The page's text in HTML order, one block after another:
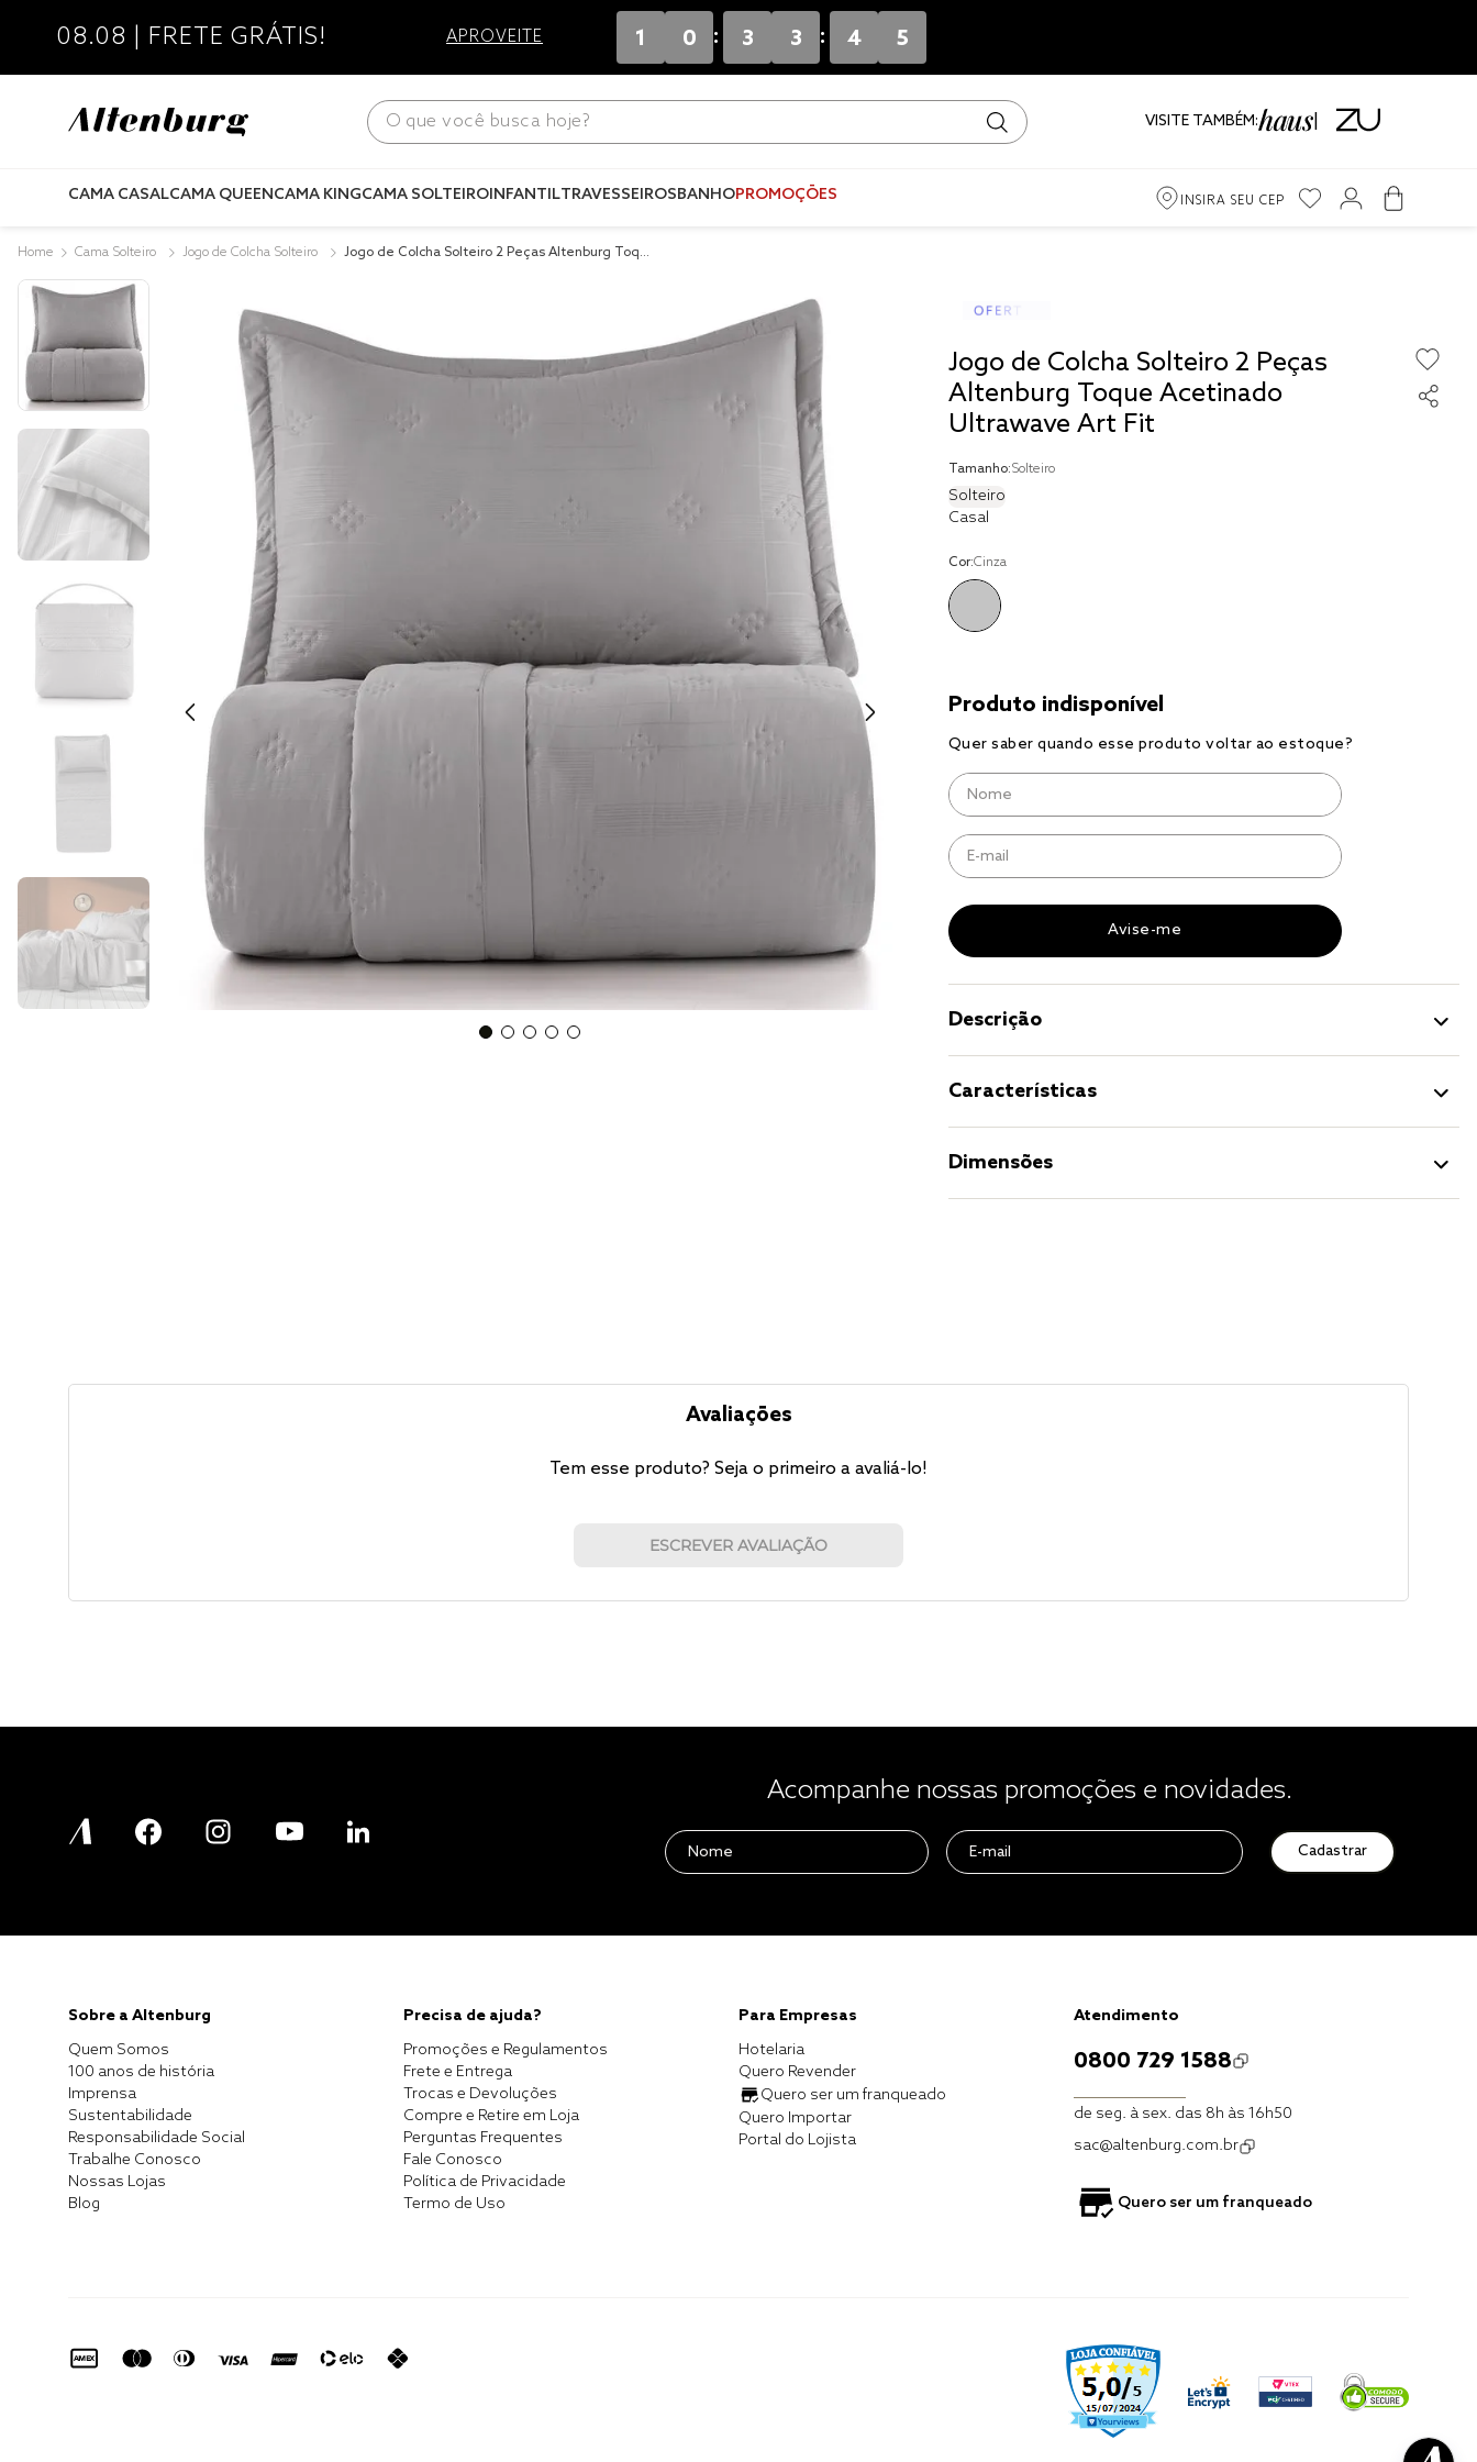
08.08 | FRETE GRÁTIS! APROVEITE 1 0 : 3 3 : 4 5
O que você busca hoje?
VISITE TAMBÉM:
CAMA CASALCAMA QUEENCAMA KINGCAMA SOLTEIROINFANTILTRAVESSEIROSBANHOPROMOÇÕES INSIRA SEU CEP
Cama Solteiro Jogo de Colcha Solteiro
Jogo de Colcha Solteiro 2 Peças Altenburg Toqu
Jogo de Colcha Solteiro 2 Peças
Altenburg Toque Acetinado
Ultrawave Art Fit
Tamanho:Solteiro
Solteiro
Casal
Cor:Cinza
Descrição
Características
Dimensões
Avaliações
Tem esse produto? Seja o primeiro a avaliá-lo!
ESCREVER AVALIAÇÃO
Acompanhe nossas promoções e novidades.
Cadastrar
Sobre a Altenburg
Quem Somos
100 anos de história
Imprensa
Sustentabilidade
Responsabilidade Social
Trabalhe Conosco
Nossas Lojas
Blog
Precisa de ajuda?
Promoções e Regulamentos
Frete e Entrega
Trocas e Devoluções
Compre e Retire em Loja
Perguntas Frequentes
Fale Conosco
Política de Privacidade
Termo de Uso
Para Empresas
Hotelaria
Quero Revender
Quero ser um franqueado
Quero Importar
Portal do Lojista
Atendimento
0800 729 1588
de seg. à sex. das 8h às 16h50
sac@altenburg.com.br
Quero ser um franqueado
travesseiro
tencel
solteiro
cobre leito
jogo cama
casal